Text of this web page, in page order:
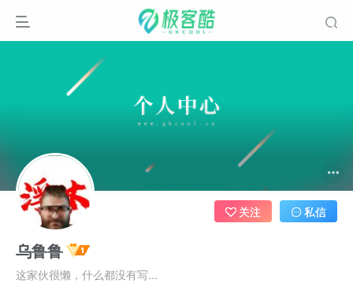
乌鲁鲁
这家伙很懒，什么都没有写...
关注 私信
友情提醒：下载链接密码为下载按钮后四位！